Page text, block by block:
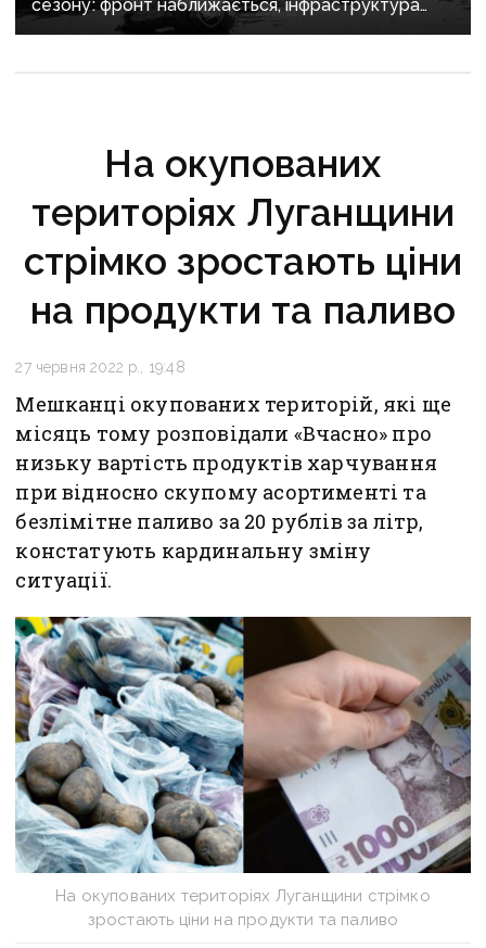
сезону: фронт наближається, інфраструктура
критично зруйнована
На окупованих
територіях Луганщини
стрімко зростають ціни
на продукти та паливо
27 червня 2022 р., 19:48
Мешканці окупованих територій, які ще
місяць тому розповідали «Вчасно» про
низьку вартість продуктів харчування
при відносно скупому асортименті та
безлімітне паливо за 20 рублів за літр,
констатують кардинальну зміну
ситуації.
На окупованих територіях Луганщини стрімко
зростають ціни на продукти та паливо